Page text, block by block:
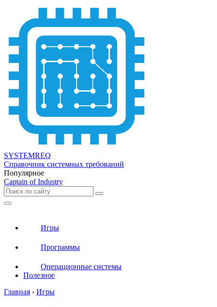
SYSTEMREQ
Справочник системных требований
Популярное
Captain of Industry
Игры
Программы
Операционные системы
Полезное
Главная › Игры